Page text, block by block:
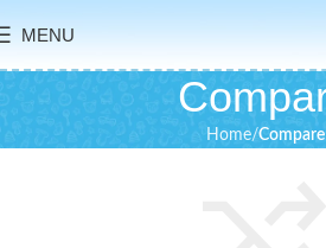
MENU
Home Compare